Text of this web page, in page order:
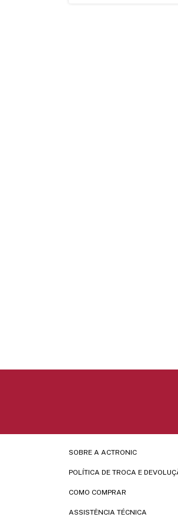
SOBRE A ACTRONIC
POLÍTICA DE TROCA E
COMO COMPRAR
ASSISTÊNCIA TÉCNICA